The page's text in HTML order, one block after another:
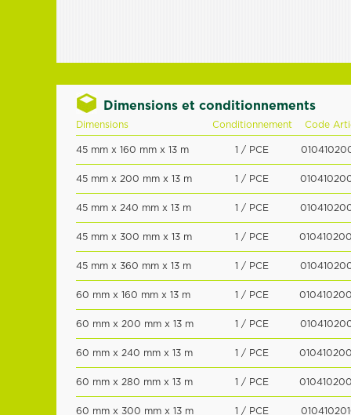
Dimensions et conditionnements
Dimensions Conditionnement Code
45 mm x 160 mm x 13 m 1 / PCE
45 mm x 200 mm x 13 m 1 / PCE
45 mm x 240 mm x 13 m 1 / PCE
45 mm x 300 mm x 13 m 1 / PCE
45 mm x 360 mm x 13 m 1 / PCE
60 mm x 160 mm x 13 m 1 / PCE
60 mm x 200 mm x 13 m 1 / PCE
60 mm x 240 mm x 13 m 1 / PCE
60 mm x 280 mm x 13 m 1 / PCE
60 mm x 300 mm x 13 m 1 / PCE